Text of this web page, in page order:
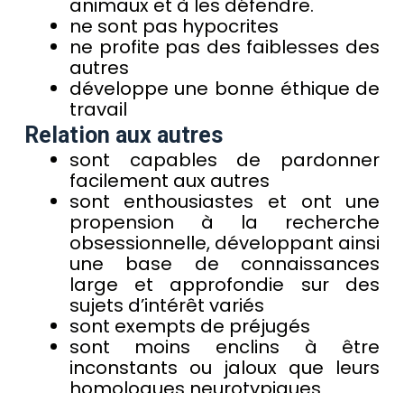
animaux et à les défendre.
ne sont pas hypocrites
ne profite pas des faiblesses des
autres
développe une bonne éthique de
travail
Relation aux autres
sont capables de pardonner
facilement aux autres
sont enthousiastes et ont une
propension à la recherche
obsessionnelle, développant ainsi
une base de connaissances
large et approfondie sur des
sujets d’intérêt variés
sont exempts de préjugés
sont moins enclins à être
inconstants ou jaloux que leurs